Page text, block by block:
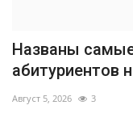
Названы
абитуриентов
Август 5, 2026 3